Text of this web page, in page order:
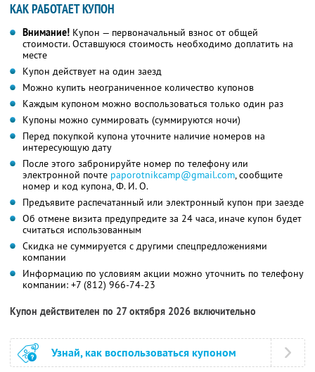
КАК РАБОТАЕТ КУПОН
Внимание! Купон — первоначальный взнос от общей
стоимости. Оставшуюся стоимость необходимо доплатить на
месте
Купон действует на один заезд
Можно купить неограниченное количество купонов
Каждым купоном можно воспользоваться только один раз
Купоны можно суммировать (суммируются ночи)
Перед покупкой купона уточните наличие номеров на
интересующую дату
После этого забронируйте номер по телефону или
электронной почте paporotnikcamp@gmail.com, сообщите
номер и код купона, Ф. И. О.
Предъявите распечатанный или электронный купон при заезде
Об отмене визита предупредите за 24 часа, иначе купон будет
считаться использованным
Скидка не суммируется с другими спецпредложениями
компании
Информацию по условиям акции можно уточнить по телефону
компании: +7 (812) 966-74-23
Купон действителен по 27 октября 2026 включительно
Узнай, как воспользоваться купоном